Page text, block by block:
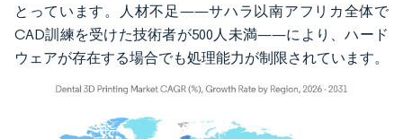
とっています。人材不足——サハラ以南アフリカ全体で
CAD訓練を受けた技術者が500人未満——により、ハード
ウェアが存在する場合でも処理能力が制限されています。